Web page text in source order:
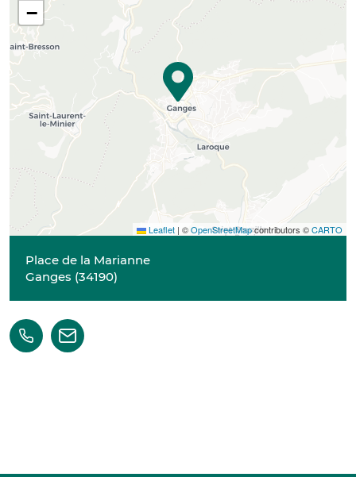
−
Leaflet | ©OpenStreetMapcontributors ©CARTO
Place de la Marianne
Ganges (34190)